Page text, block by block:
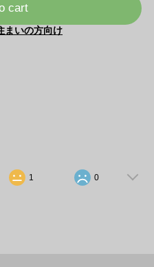
cart
まいの方向け
1 0